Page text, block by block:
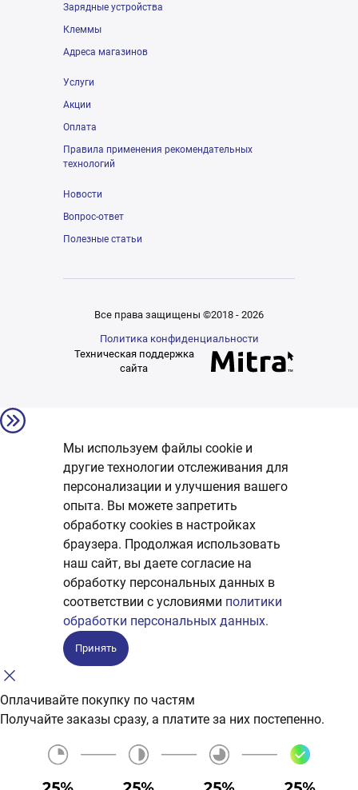
Зарядные устройства
Клеммы
Адреса магазинов
Услуги
Акции
Оплата
Правила применения рекомендательных
технологий
Новости
Вопрос-ответ
Полезные статьи
Все права защищены ©2018 - 2026
Политика конфиденциальности
Техническая поддержка
сайта
Мы используем файлы cookie и
другие технологии отслеживания для
персонализации и улучшения вашего
опыта. Вы можете запретить
обработку сookies в настройках
браузера. Продолжая использовать
наш сайт, вы даете согласие на
обработку персональных данных в
соответствии с условиями политики
обработки персональных данных.
Принять
Оплачивайте покупку по частям
Получайте заказы сразу, а платите за них постепенно.